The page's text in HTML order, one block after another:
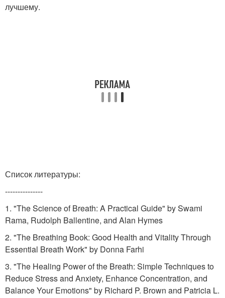
лучшему.
Список литературы:
---------------
1. "The Science of Breath: A Practical Guide" by Swami
Rama, Rudolph Ballentine, and Alan Hymes
2. "The Breathing Book: Good Health and Vitality Through
Essential Breath Work" by Donna Farhi
3. "The Healing Power of the Breath: Simple Techniques to
Reduce Stress and Anxiety, Enhance Concentration, and
Balance Your Emotions" by Richard P. Brown and Patricia L.